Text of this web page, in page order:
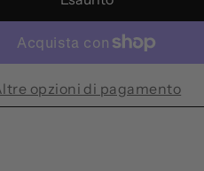
opzioni di pagamento